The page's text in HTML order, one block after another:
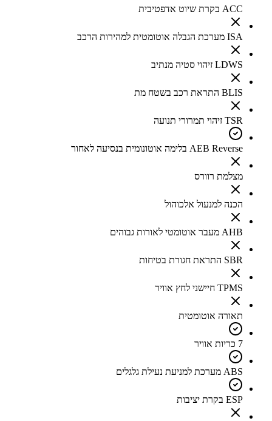
ACC בקרת שיוט אדפטיבית
ISA מערכת הגבלה אוטומטית למהירות הרכב
LDWS זיהוי סטיה מנתיב
BLIS התראת רכב בשטח מת
TSR זיהוי תמרורי תנועה
AEB Reverse בלימה אוטונומית בנסיעה לאחור
מצלמת רוורס
הכנה למנעול אלכוהול
AHB מעבר אוטומטי לאורות גבוהים
SBR התראת חגורת בטיחות
TPMS חיישני לחץ אוויר
תאורה אוטומטית
7 כריות אוויר
ABS מערכת למניעת נעילת גלגלים
ESP בקרת יציבות